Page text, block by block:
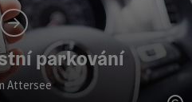
parkování
Attersee